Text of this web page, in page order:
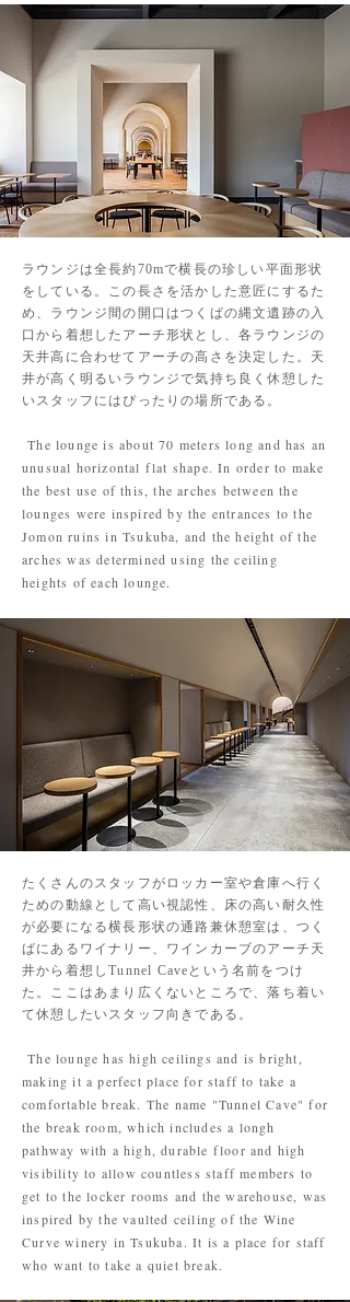
ラウンジは全長約70mで横長の珍しい平面形状
をしている。この長さを活かした意匠にするた
め、ラウンジ間の開口はつくばの縄文遺跡の入
口から着想したアーチ形状とし、各ラウンジの
天井高に合わせてアーチの高さを決定した。天
井が高く明るいラウンジで気持ち良く休憩した
いスタッフにはぴったりの場所である。
The lounge is about 70 meters long and has an
unusual horizontal flat shape. In order to make
the best use of this, the arches between the
lounges were inspired by the entrances to the
Jomon ruins in Tsukuba, and the height of the
arches was determined using the ceiling
heights of each lounge.
たくさんのスタッフがロッカー室や倉庫へ行く
ための動線として高い視認性、床の高い耐久性
が必要になる横長形状の通路兼休憩室は、つく
ばにあるワイナリー、ワインカーブのアーチ天
井から着想しTunnel Caveという名前をつけ
た。ここはあまり広くないところで、落ち着い
て休憩したいスタッフ向きである。
The lounge has high ceilings and is bright,
making it a perfect place for staff to take a
comfortable break. The name "Tunnel Cave" for
the break room, which includes a longh
pathway with a high, durable floor and high
visibility to allow countless staff members to
get to the locker rooms and the warehouse, was
inspired by the vaulted ceiling of the Wine
Curve winery in Tsukuba. It is a place for staff
who want to take a quiet break.